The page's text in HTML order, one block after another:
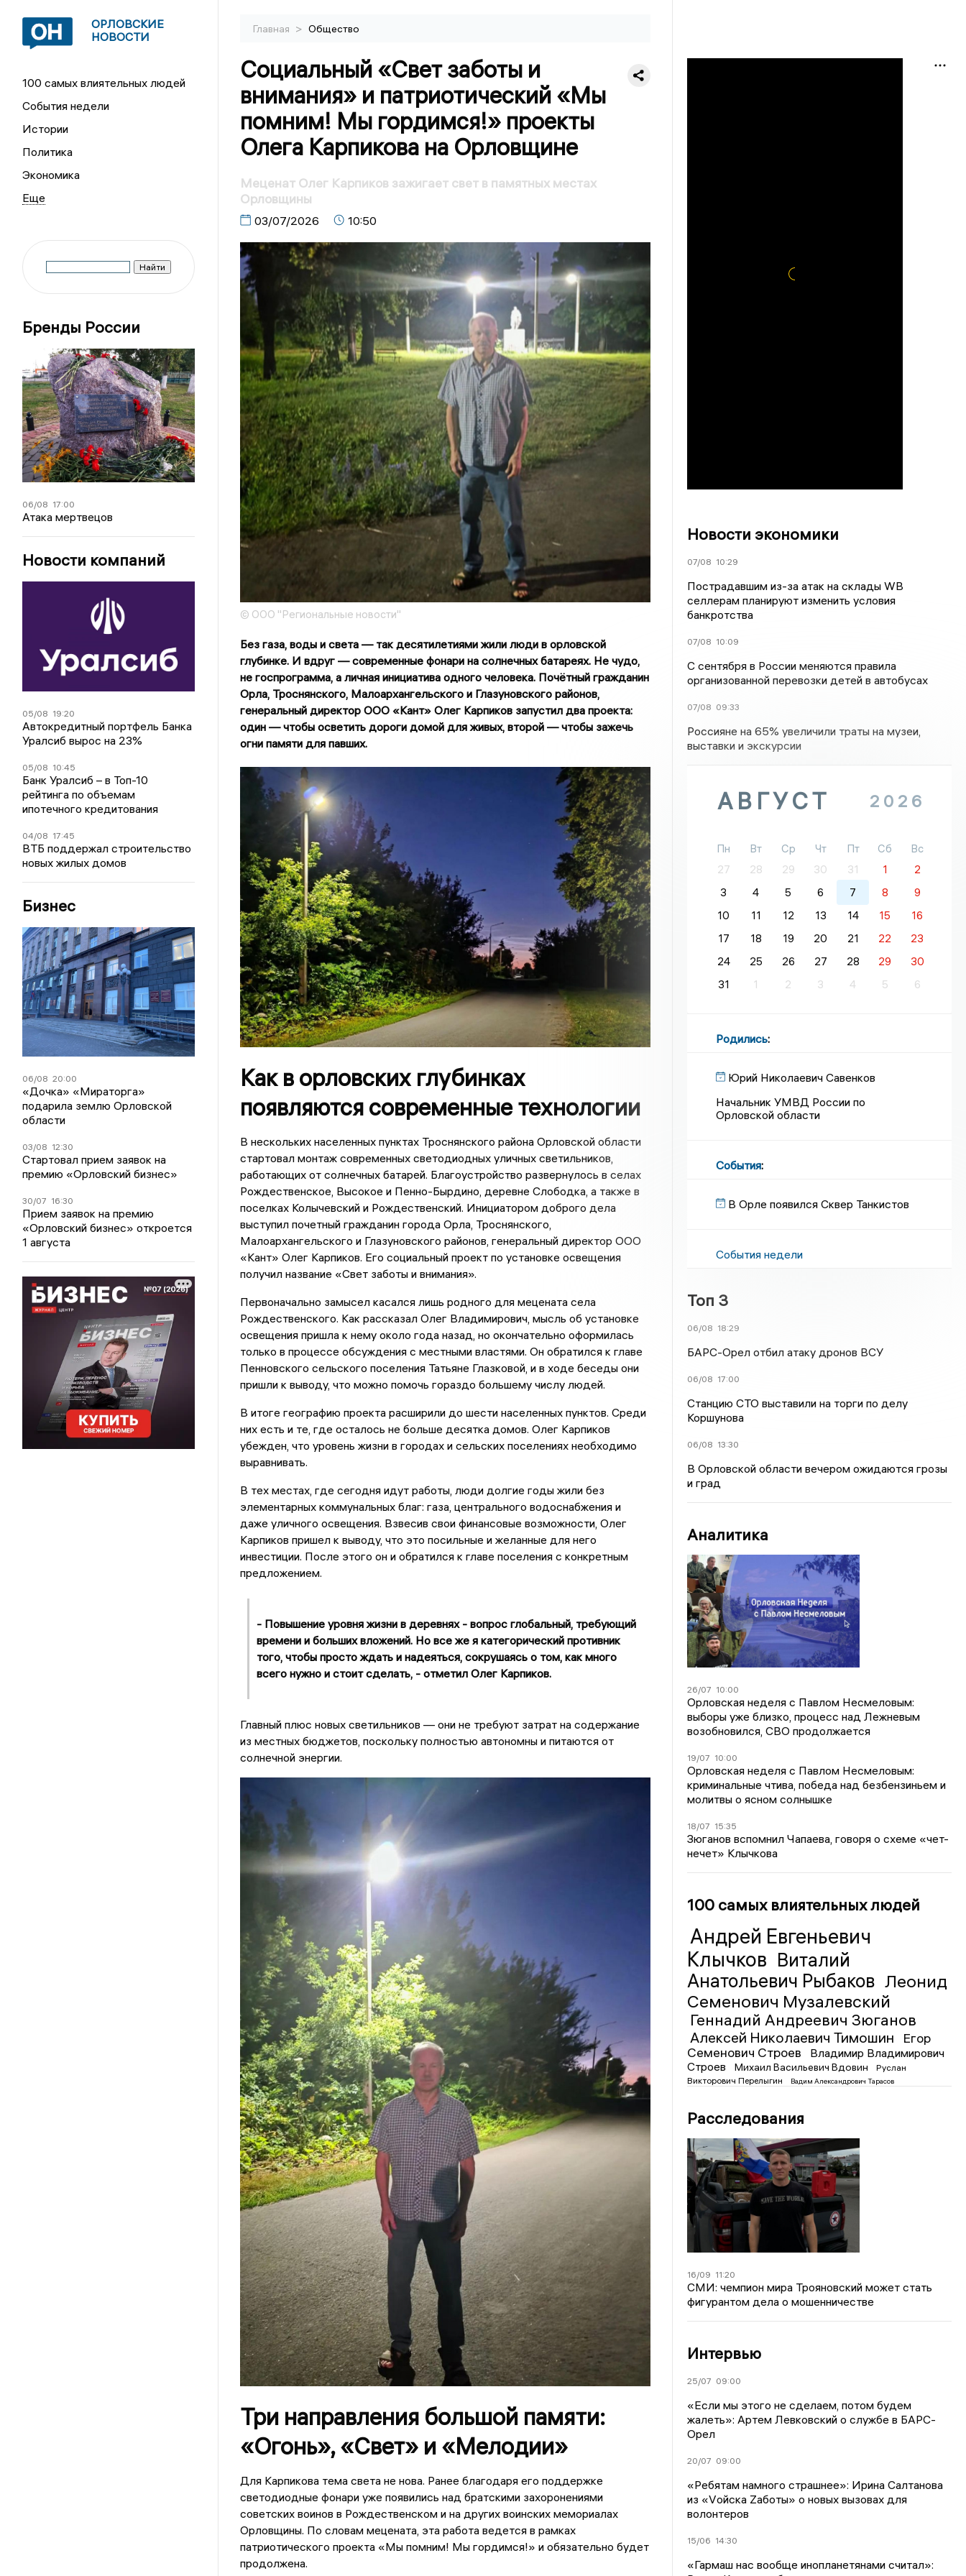
ОРЛОВСКИЕ
НОВОСТИ
100 самых влиятельных людей
События недели
Истории
Политика
Экономика
Бренды России
06/08 17:00
Атака мертвецов
Новости компаний
05/08 19:20
Автокредитный портфель Банка
Уралсиб вырос на 23%
05/08 10:45
Банк Уралсиб – в Топ-10
рейтинга по объемам
ипотечного кредитования
04/08 17:45
ВТБ поддержал строительство
новых жилых домов
Бизнес
06/08 20:00
«Дочка» «Мираторга»
подарила землю Орловской
области
03/08 12:30
Стартовал прием заявок на
премию «Орловский бизнес»
30/07 16:30
Прием заявок на премию
«Орловский бизнес» откроется
1 августа
Главная > Общество
Социальный «Свет заботы и
внимания» и патриотический «Мы
помним! Мы гордимся!» проекты
Олега Карпикова на Орловщине
Меценат Олег Карпиков зажигает свет в памятных местах
Орловщины
03/07/2026 10:50
© ООО "Региональные новости"
Без газа, воды и света — так десятилетиями жили люди в орловской
глубинке. И вдруг — современные фонари на солнечных батареях. Не чудо,
не госпрограмма, а личная инициатива одного человека. Почётный гражданин
Орла, Троснянского, Малоархангельского и Глазуновского районов,
генеральный директор ООО «Кант» Олег Карпиков запустил два проекта:
один — чтобы осветить дороги домой для живых, второй — чтобы зажечь
огни памяти для павших.
Как в орловских глубинках
появляются современные технологии
В нескольких населенных пунктах Троснянского района Орловской области
стартовал монтаж современных светодиодных уличных светильников,
работающих от солнечных батарей. Благоустройство развернулось в селах
Рождественское, Высокое и Пенно-Бырдино, деревне Слободка, а также в
поселках Колычевский и Рождественский. Инициатором доброго дела
выступил почетный гражданин города Орла, Троснянского,
Малоархангельского и Глазуновского районов, генеральный директор ООО
«Кант» Олег Карпиков. Его социальный проект по установке освещения
получил название «Свет заботы и внимания».
Первоначально замысел касался лишь родного для мецената села
Рождественского. Как рассказал Олег Владимирович, мысль об установке
освещения пришла к нему около года назад, но окончательно оформилась
только в процессе обсуждения с местными властями. Он обратился к главе
Пенновского сельского поселения Татьяне Глазковой, и в ходе беседы они
пришли к выводу, что можно помочь гораздо большему числу людей.
В итоге географию проекта расширили до шести населенных пунктов. Среди
них есть и те, где осталось не больше десятка домов. Олег Карпиков
убежден, что уровень жизни в городах и сельских поселениях необходимо
выравнивать.
В тех местах, где сегодня идут работы, люди долгие годы жили без
элементарных коммунальных благ: газа, центрального водоснабжения и
даже уличного освещения. Взвесив свои финансовые возможности, Олег
Карпиков пришел к выводу, что это посильные и желанные для него
инвестиции. После этого он и обратился к главе поселения с конкретным
предложением.
- Повышение уровня жизни в деревнях - вопрос глобальный, требующий
времени и больших вложений. Но все же я категорический противник
того, чтобы просто ждать и надеяться, сокрушаясь о том, как много
всего нужно и стоит сделать, - отметил Олег Карпиков.
Главный плюс новых светильников — они не требуют затрат на содержание
из местных бюджетов, поскольку полностью автономны и питаются от
солнечной энергии.
Три направления большой памяти:
«Огонь», «Свет» и «Мелодии»
Для Карпикова тема света не нова. Ранее благодаря его поддержке
светодиодные фонари уже появились над братскими захоронениями
советских воинов в Рождественском и на других воинских мемориалах
Орловщины. По словам мецената, эта работа ведется в рамках
патриотического проекта «Мы помним! Мы гордимся!» и обязательно будет
продолжена.
Новости экономики
07/08 10:29
Пострадавшим из-за атак на склады WВ
селлерам планируют изменить условия
банкротства
07/08 10:09
С сентября в России меняются правила
организованной перевозки детей в автобусах
07/08 09:33
Россияне на 65% увеличили траты на музеи,
выставки и экскурсии
АВГУСТ 2026
Пн Вт Ср Чт Пт Сб
Вс
27
28 29 30 31 1
2
3
4 5 6 7 8
9
10
11 12 13 14 15
16
17
18 19 20 21 22
23
24
25 26 27 28 29
30
31
1 2 3 4 5 6
Родились:
Юрий Николаевич Савенков
Начальник УМВД России по
Орловской области
События:
В Орле появился Сквер Танкистов
События недели
Топ 3
06/08 18:29
БАРС-Орел отбил атаку дронов ВСУ
06/08 17:00
Станцию СТО выставили на торги по делу
Коршунова
06/08 13:30
В Орловской области вечером ожидаются грозы
и град
Аналитика
26/07 10:00
Орловская неделя с Павлом Несмеловым:
выборы уже близко, процесс над Лежневым
возобновился, СВО продолжается
19/07 10:00
Орловская неделя с Павлом Несмеловым:
криминальные чтива, победа над безбензиньем и
молитвы о ясном солнышке
18/07 15:35
Зюганов вспомнил Чапаева, говоря о схеме «чет-
нечет» Клычкова
100 самых влиятельных людей
Андрей Евгеньевич
Клычков Виталий
Анатольевич Рыбаков Леонид
Семенович Музалевский
Геннадий Андреевич Зюганов
Алексей Николаевич Тимошин
Егор
Семенович Строев
Владимир Владимирович
Строев
Михаил Васильевич Вдовин
Руслан
Викторович Перелыгин
Вадим Александрович Тарасов
Расследования
16/09 11:20
СМИ: чемпион мира Трояновский может стать
фигурантом дела о мошенничестве
Интервью
25/07 09:00
«Если мы этого не сделаем, потом будем
жалеть»: Артем Левковский о службе в БАРС-
Орел
20/07 09:00
«Ребятам намного страшнее»: Ирина Салтанова
из «Vойска Zаботы» о новых вызовах для
волонтеров
15/06 14:30
«Гармаш нас вообще инопланетянами считал»: